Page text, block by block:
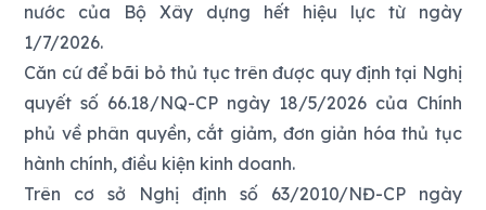
nước của Bộ Xây dựng hết hiệu lực từ ngày
1/7/2026.
Căn cứ để bãi bỏ thủ tục trên được quy định tại Nghị
quyết số 66.18/NQ-CP ngày 18/5/2026 của Chính
phủ về phân quyền, cắt giảm, đơn giản hóa thủ tục
hành chính, điều kiện kinh doanh.
Trên cơ sở Nghị định số 63/2010/NĐ-CP ngày